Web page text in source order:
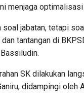
menjaga
jabatan, tetapi
dan tantangan di
SK dilakukan
didampingi